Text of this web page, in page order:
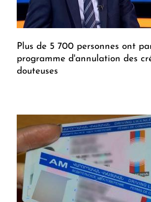
Plus de 5 700 personnes ont
programme d'annulation des
douteuses